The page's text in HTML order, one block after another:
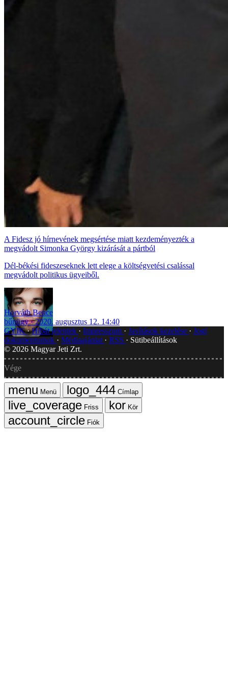
A Fidesz jó hírnevének megsértése miatt kezdeményezték a
megvádolt Simonka György kizárását a pártból
Dél-békési fideszeseknek lett elege a költségvetési csalással
megvádolt politikus ügyeiből.
Horváth Bence
bűnügy
2020. augusztus 12. 14:40
GYIK Hibát jelentek Impresszum Javítások kezelése
Jogi
dokumentumok
Médiaajánlat RSS
Sütibeállítások
© 2026 Magyar Jeti Zrt.
Vége
Menü
Címlap
Friss
Kör
Fiók